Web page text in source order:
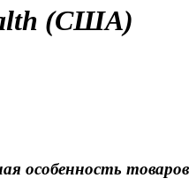
(США)
особенность